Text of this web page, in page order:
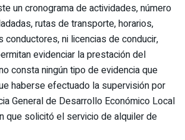
un cronograma de actividades, número
rutas de transporte, horarios,
conductores, ni licencias de conducir,
evidenciar la prestación del
consta ningún tipo de evidencia que
haberse efectuado la supervisión por
General de Desarrollo Económico Local
que solicitó el servicio de alquiler de